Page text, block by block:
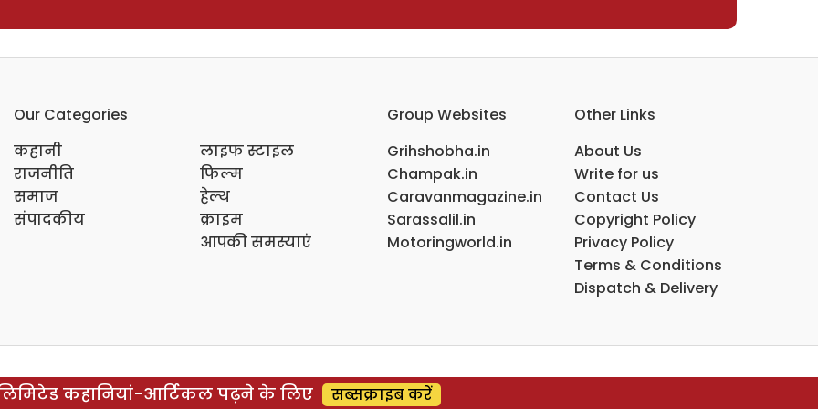
Our Categories
कहानी
राजनीति
समाज
संपादकीय
लाइफ स्टाइल
फिल्म
हेल्थ
क्राइम
आपकी समस्याएं
Group Websites
Grihshobha.in
Champak.in
Caravanmagazine.in
Sarassalil.in
Motoringworld.in
Other Links
About Us
Write for us
Contact Us
Copyright Policy
Privacy Policy
Terms & Conditions
Dispatch & Delivery
कहानियां-आर्टिकल पढ़ने के लिए सब्सक्राइब करें